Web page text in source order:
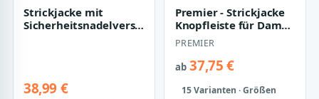
Strickjacke mit
Sicherheitsnadelverschluss
38,99 €
Premier - Strickjacke
Knopfleiste für Damen
()
PREMIER
ab37,75 €
15 Varianten · Größen